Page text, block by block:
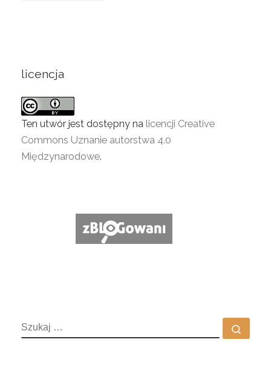
licencja
Ten utwór jest dostępny na licencji Creative
Commons Uznanie autorstwa 4.0
Międzynarodowe.
SZUKAJ